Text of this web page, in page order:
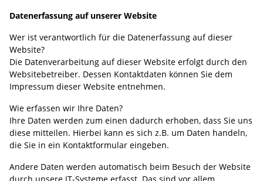
Datenerfassung auf unserer Website
Wer ist verantwortlich für die Datenerfassung auf dieser
Website?
Die Datenverarbeitung auf dieser Website erfolgt durch den
Websitebetreiber. Dessen Kontaktdaten können Sie dem
Impressum dieser Website entnehmen.
Wie erfassen wir Ihre Daten?
Ihre Daten werden zum einen dadurch erhoben, dass Sie uns
diese mitteilen. Hierbei kann es sich z.B. um Daten handeln,
die Sie in ein Kontaktformular eingeben.
Andere Daten werden automatisch beim Besuch der Website